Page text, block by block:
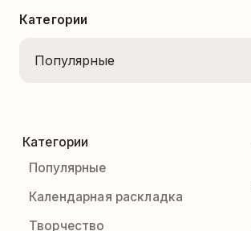
Категории
Категории
Популярные
Календарная раскладка
Творчество